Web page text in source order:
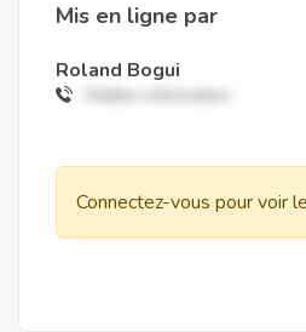
Mis en ligne par
Roland Bogui
Hidden information
Connectez-vous pour voir